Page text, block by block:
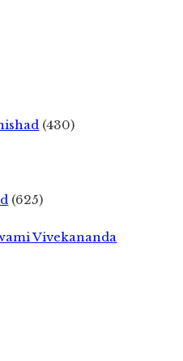
(430)
(625)
Vivekananda